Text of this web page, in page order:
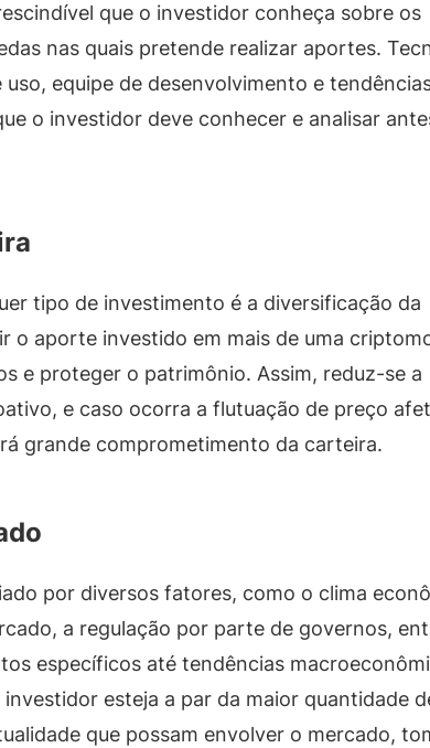
que o investidor conheça sobre os
nas quais pretende realizar aportes.
equipe de desenvolvimento e
o investidor deve conhecer e analisar
tipo de investimento é a diversificação da
o aporte investido em mais de uma
e proteger o patrimônio. Assim, reduz-se a
e caso ocorra a flutuação de preço
grande comprometimento da carteira.
por diversos fatores, como o clima
a regulação por parte de governos,
específicos até tendências
esteja a par da maior quantidade
que possam envolver o mercado,